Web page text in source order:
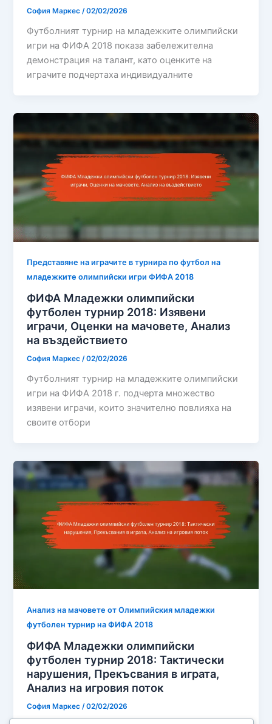
София Маркес/02/02/2026
Футболният турнир на младежките олимпийски
игри на ФИФА 2018 показа забележителна
демонстрация на талант, като оценките на
играчите подчертаха индивидуалните
Представяне на играчите в турнира по футбол на
младежките олимпийски игри ФИФА 2018
ФИФА Младежки олимпийски
футболен турнир 2018: Изявени
играчи, Оценки на мачовете, Анализ
на въздействието
София Маркес/02/02/2026
Футболният турнир на младежките олимпийски
игри на ФИФА 2018 г. подчерта множество
изявени играчи, които значително повлияха на
своите отбори
Анализ на мачовете от Олимпийския младежки
футболен турнир на ФИФА 2018
ФИФА Младежки олимпийски
футболен турнир 2018: Тактически
нарушения, Прекъсвания в играта,
Анализ на игровия поток
София Маркес/02/02/2026